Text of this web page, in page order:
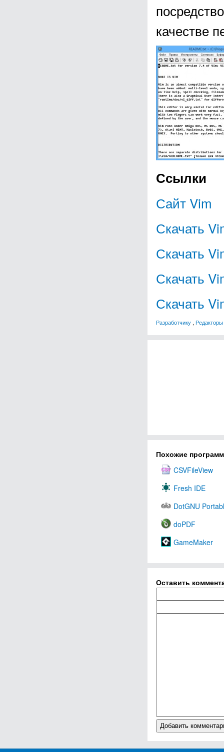
качестве
Ссылки
Сайт Vim
Скачать
Скачать
Скачать
Скачать
Разработчику , Редакторы
Похожие
CSVFileView
Fresh IDE
DotGNU
doPDF
GameMaker
Оставить